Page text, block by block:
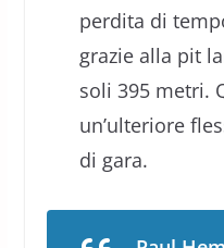
perdita di
grazie alla pit
soli 395 metri.
un’ulteriore
di gara.